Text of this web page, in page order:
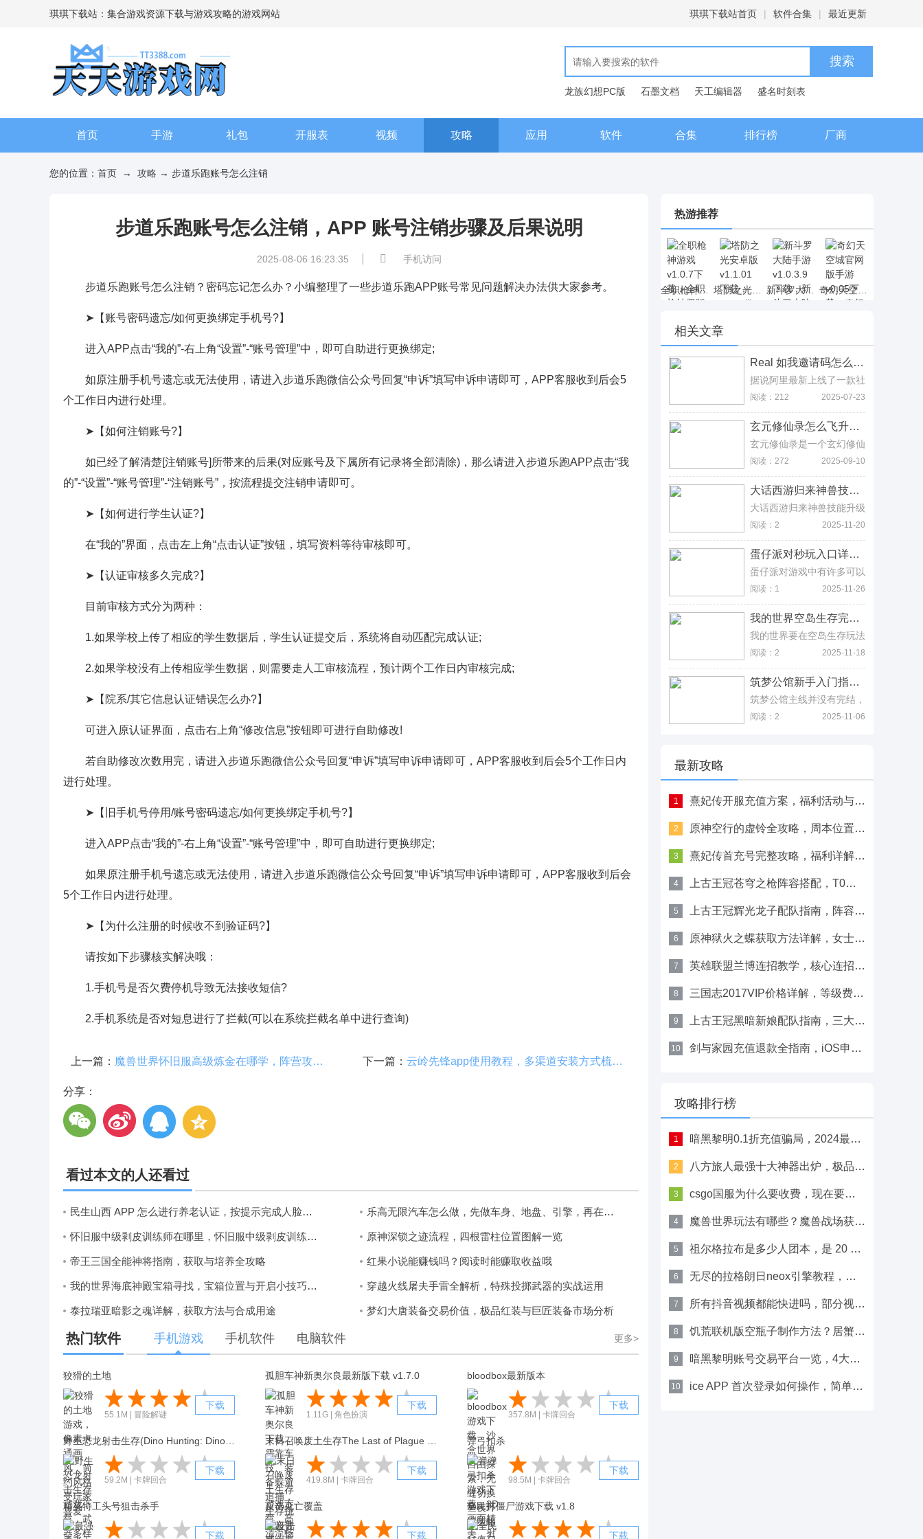
琪琪下载站：集合游戏资源下载与游戏攻略的游戏网站 琪琪下载站首页 | 软件合集 | 最近更新
龙族幻想PC版 石墨文档 天工编辑器
盛名时刻表
首页 手游 礼包 开服表 视频 攻略 应用 软件 合集 排行榜 厂商
您的位置： 首页 → 攻略 → 步道乐跑账号怎么注销
步道乐跑账号怎么注销，APP 账号注销步骤及后果说明
2025-08-06 16:23:35 手机访问
步道乐跑账号怎么注销？密码忘记怎么办？小编整理了一些步道乐跑APP账号常见问题解决办法供大家参考。
➤【账号密码遗忘/如何更换绑定手机号?】
进入APP点击“我的”-右上角“设置”-“账号管理”中，即可自助进行更换绑定;
如原注册手机号遗忘或无法使用，请进入步道乐跑微信公众号回复“申诉”填写申诉申请即可，APP客服收到后会5
个工作日内进行处理。
➤【如何注销账号?】
如已经了解清楚[注销账号]所带来的后果(对应账号及下属所有记录将全部清除)，那么请进入步道乐跑APP点击“我
的”-“设置”-“账号管理”-“注销账号”，按流程提交注销申请即可。
➤【如何进行学生认证?】
在“我的”界面，点击左上角“点击认证”按钮，填写资料等待审核即可。
➤【认证审核多久完成?】
目前审核方式分为两种：
1.如果学校上传了相应的学生数据后，学生认证提交后，系统将自动匹配完成认证;
2.如果学校没有上传相应学生数据，则需要走人工审核流程，预计两个工作日内审核完成;
➤【院系/其它信息认证错误怎么办?】
可进入原认证界面，点击右上角“修改信息”按钮即可进行自助修改!
若自助修改次数用完，请进入步道乐跑微信公众号回复“申诉”填写申诉申请即可，APP客服收到后会5个工作日内
进行处理。
➤【旧手机号停用/账号密码遗忘/如何更换绑定手机号?】
进入APP点击“我的”-右上角“设置”-“账号管理”中，即可自助进行更换绑定;
如果原注册手机号遗忘或无法使用，请进入步道乐跑微信公众号回复“申诉”填写申诉申请即可，APP客服收到后会
5个工作日内进行处理。
➤【为什么注册的时候收不到验证码?】
请按如下步骤核实解决哦：
1.手机号是否欠费停机导致无法接收短信?
2.手机系统是否对短息进行了拦截(可以在系统拦截名单中进行查询)
上一篇： 魔兽世界怀旧服高级炼金在哪学，阵营攻略全掌握 下一篇： 云岭先锋app使用教程，多渠道安装方式梳理超实用
分享：
看过本文的人还看过
民生山西 APP 怎么进行养老认证，按提示完成人脸识别即可 乐高无限汽车怎么做，先做车身、地盘、引擎，再在机床上组装即可
怀旧服中级剥皮训练师在哪里，怀旧服中级剥皮训练师位置指南 原神深锁之迹流程，四根雷柱位置图解一览
帝王三国全能神将指南，获取与培养全攻略 红果小说能赚钱吗？阅读时能赚取收益哦
我的世界海底神殿宝箱寻找，宝箱位置与开启小技巧一览 穿越火线屠夫手雷全解析，特殊投掷武器的实战运用
泰拉瑞亚暗影之魂详解，获取方法与合成用途 梦幻大唐装备交易价值，极品红装与巨匠装备市场分析
热门软件 手机游戏 手机软件 电脑软件 更多>
狡猾的土地
55.1M | 冒险解谜
下载
孤胆车神新奥尔良最新版下载 v1.7.0
1.11G | 角色扮演
下载
bloodbox最新版本
357.8M | 卡牌回合
下载
59.2M | 卡牌回合
下载
419.8M | 卡牌回合
下载
弹弓扣杀
98.5M | 卡牌回合
下载
精英特工头号狙击杀手
下载
反击死亡覆盖
下载
全民打僵尸游戏下载 v1.8
下载
热游推荐
全职枪神游戏 v1.0.7下载，全职枪神竖版射击手游下载 新斗罗大陆手游 v1.0.3.9下载，新斗罗大陆动漫卡牌手游下载
相关文章
Real 如我邀请码怎么获得，目前普通用户难以获取 Real 如我邀请码怎么获得，目前普通用户难以获取
据说阿里最新上线了一款社
交软件Real如我，但是需
要邀请码激活体验资格，那
得和申请呢?
阅读：212 2025-07-23
玄元修仙录怎么飞升，三种方式，洞虚十阶闯仙阵、淬体到千山境界等 玄元修仙录怎么飞升，三种方式，洞虚十阶闯仙阵、淬体到千山境界等
玄元修仙录是一个玄幻修仙
类放置类手游，在其中玩家
可以尝试体验一名修仙者从
步往上爬的修仙体验，那么
玄元修仙录怎么飞升呢?就
性一览了解一下吧。
阅读：272 2025-09-10
大话西游归来神兽技能书，常见误区与冲突技能说明 大话西游归来神兽技能书，常见误区与冲突技能说明
大话西游归来神兽技能升级
是比较耗资源的，所以平民
玩家尽力就好，不用太在意
意，至于本文主要是讲解一
些零氪玩神兽的技巧，从而
归来神兽技能加点情，合理
选择神兽技能，并且了解不
同神兽后期的价值，这样才
能在游戏里面和大佬拉近差
距，不说赶上土豪玩家，但
至少不会被拉得太远。
阅读：2 2025-11-20
蛋仔派对秒玩入口详解，云游戏链接与免下载游玩攻略 蛋仔派对秒玩入口详解，云游戏链接与免下载游玩攻略
蛋仔派对游戏中有许多可以
直接秒完的小游戏，不需要
进行游戏的加载即可游玩，
烦耗时间的话，你还可以直
接登录云游戏进行游玩，只
上可以做到秒进入秒完游
戏，再也不用担心卡顿了。
阅读：1 2025-11-26
我的世界空岛生存完整教程，含刷石机与刷怪塔建造详解 我的世界空岛生存完整教程，含刷石机与刷怪塔建造详解
我的世界要在空岛生存玩法
还是有一定难度，想要在这
里生存一百天，那玩家最关
天相对来说要好过一些，而
在晚上就需要一个简单的床
且玩家还要去砍树收集材
看起来就丰富不少，且随着
日子一天天过去，不同植物
长大，这个休息的地方就是
一个很漂亮的庇护所了。
阅读：2 2025-11-18
筑梦公馆新手入门指南，剧情系统与基础玩法解析 筑梦公馆新手入门指南，剧情系统与基础玩法解析
筑梦公馆主线并没有完结，
玩家可以通过第六章发现很
多猫腻，紧接着第七章又被
而提升游戏体验。
阅读：2 2025-11-06
最新攻略
1 熹妃传开服充值方案，福利活动与VIP特权解析
2 原神空行的虚铃全攻略，周本位置与材料转换方法
3 熹妃传首充号完整攻略，福利详解与平台选择指南
4 上古王冠苍穹之枪阵容搭配，T0混色阵容构建与实战
5 上古王冠辉光龙子配队指南，阵容搭配与平民方案
6 原神狱火之蝶获取方法详解，女士周本打法与材料合成指南
7 英雄联盟兰博连招教学，核心连招顺序与温度掌控
8 三国志2017VIP价格详解，等级费用与充值方案指南
9 上古王冠黑暗新娘配队指南，三大阵容搭配与转职解析
10 剑与家园充值退款全指南，iOS申请流程与防失误技巧
攻略排行榜
1 暗黑黎明0.1折充值骗局，2024最新充值折扣对比详情
2 八方旅人最强十大神器出炉，极品六翼天使之枪详细获取方法
3 csgo国服为什么要收费，现在要收费吗？
4 魔兽世界玩法有哪些？魔兽战场获胜攻略
5 祖尔格拉布是多少人团本，是 20 人团本哦
6 无尽的拉格朗日neox引擎教程，附新手图形设置及pc端操作指南
7 所有抖音视频都能快进吗，部分视频没有进度条，无法直接快进
8 饥荒联机版空瓶子制作方法？居蟹老奶奶位置详情
9 暗黑黎明账号交易平台一览，4大平台新手也可轻松购买
10 ice APP 首次登录如何操作，简单操作一览